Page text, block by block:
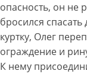
опасность, он не
бросился спасать
куртку, Олег
ограждение и
К нему